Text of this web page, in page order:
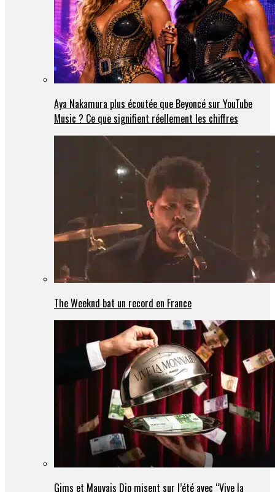
Aya Nakamura plus écoutée que Beyoncé sur YouTube
Music ? Ce que signifient réellement les chiffres
The Weeknd bat un record en France
Gims et Mauvais Djo misent sur l’été avec “Vive la